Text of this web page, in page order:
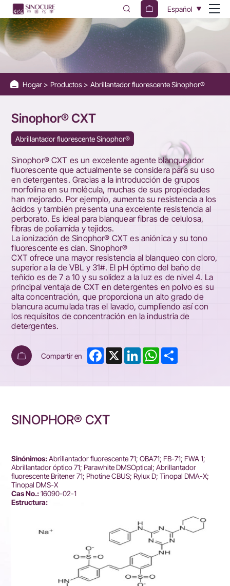
Sinophor®
CXT
Español
Hogar Productos Abrillantador fluorescente Sinophor®
Sinophor® CXT
Abrillantador fluorescente Sinophor®
Sinophor® CXT es un excelente agente blanqueador
fluorescente que actualmente se considera para su uso
en detergentes. Gracias a la introducción de grupos
morfolina en su molécula, muchas de sus propiedades
han mejorado. Por ejemplo, aumenta su resistencia a los
ácidos y también presenta una excelente resistencia al
perborato. Es ideal para blanquear fibras de celulosa,
fibras de poliamida y tejidos.
La ionización de Sinophor® CXT es aniónica y su tono
fluorescente es cian. Sinophor®
CXT ofrece una mayor resistencia al blanqueo con cloro,
superior a la de VBL y 31#. El pH óptimo del baño de
teñido es de 7 a 10 y su solidez a la luz es de nivel 4. La
principal ventaja de CXT en detergentes en polvo es su
alta concentración, que proporciona un alto grado de
blancura acumulada tras el lavado, cumpliendo así con
los requisitos de concentración en la industria de
detergentes.
Compartir en Facebook
X LinkedInWhatsApp
SINOPHOR® CXT
Sinónimos:Abrillantador fluorescente 71; OBA71; FB-71; FWA 1;
Abrillantador óptico 71; Parawhite DMSOptical; Abrillantador
fluorescente Britener 71; Photine CBUS; Rylux D; Tinopal DMA-X;
Tinopal DMS-X
Cas No.:16090-02-1
Estructura: